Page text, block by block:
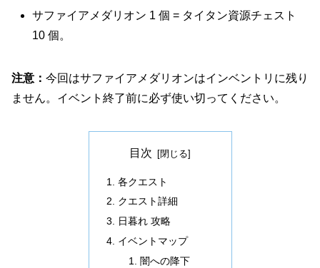
サファイアメダリオン 1 個 = タイタン資源チェスト
10 個。
注意： 今回はサファイアメダリオンはインベントリに残り
ません。イベント終了前に必ず使い切ってください。
目次
各クエスト
クエスト詳細
日暮れ 攻略
イベントマップ
闇への降下